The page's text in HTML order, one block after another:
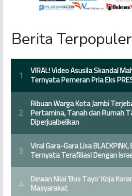
Berita Terpopuler